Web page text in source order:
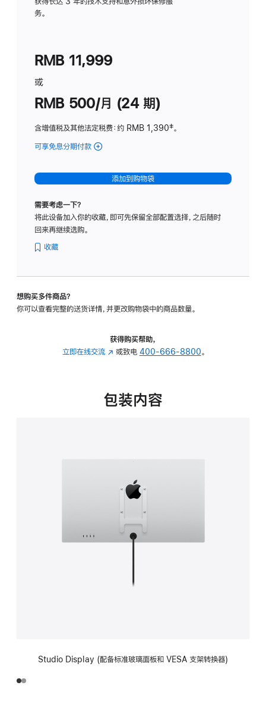
务。
RMB 11,999
或
RMB 500/月 (24 期)
含增值税及其他法定税费：约 RMB 1,390脚
‡。
可享免息分期付款 (Studio
-
标
璃
转
的
添加到购物袋
需要考虑一下？
将此设备加入你的收藏，即可先保留全部配置选择，之后随时
回来再继续选购。
收藏
想购买多件商品？
你可以查看完整的送货详情，并更改购物袋中的商品数量。
获得购买帮助，
立即在线交流 (在
中
或致电 400-666-8800。
包装内容
Studio Display (配备标准玻璃面板和 VESA 支架转换器)